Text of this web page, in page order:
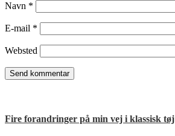
Navn *
E-mail *
Websted
Fire forandringer på min vej i klassisk tøj